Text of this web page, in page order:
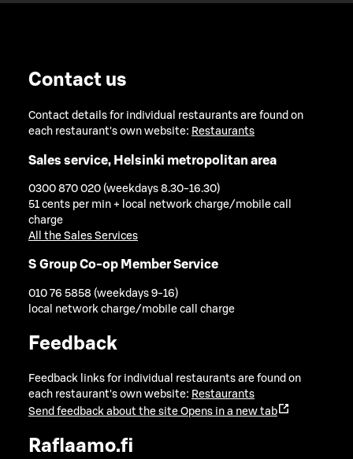
Contact us
Contact details for individual restaurants are found on
each restaurant's own website: Restaurants
Sales service, Helsinki metropolitan area
0300 870 020 (weekdays 8.30-16.30)
51 cents per min + local network charge/mobile call
charge
All the Sales Services
S Group Co-op Member Service
010 76 5858 (weekdays 9-16)
local network charge/mobile call charge
Feedback
Feedback links for individual restaurants are found on
each restaurant's own website: Restaurants
Send feedback about the site Opens in a new tab
Raflaamo.fi